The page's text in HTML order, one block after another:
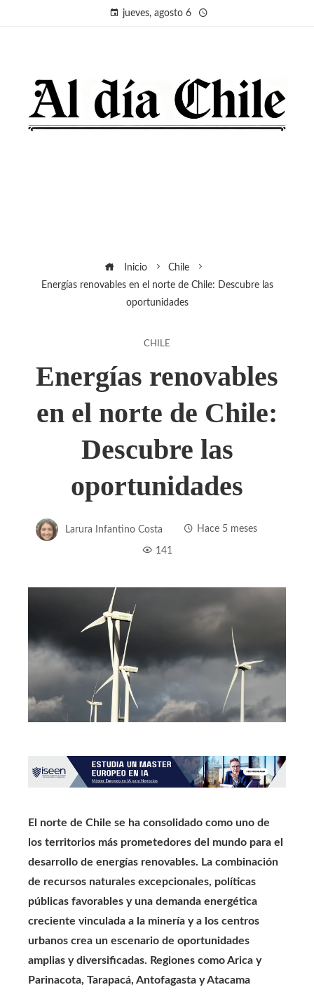
jueves, agosto 6
Inicio
Chile
Energías renovables en el norte de Chile: Descubre las
oportunidades
CHILE
Energías renovables
en el norte de Chile:
Descubre las
oportunidades
Larura Infantino Costa Hace 5 meses
141
El norte de Chile se ha consolidado como uno de
los territorios más prometedores del mundo para el
desarrollo de energías renovables. La combinación
de recursos naturales excepcionales, políticas
públicas favorables y una demanda energética
creciente vinculada a la minería y a los centros
urbanos crea un escenario de oportunidades
amplias y diversificadas. Regiones como Arica y
Parinacota, Tarapacá, Antofagasta y Atacama